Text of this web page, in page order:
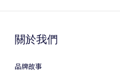
關於我們
品牌故事